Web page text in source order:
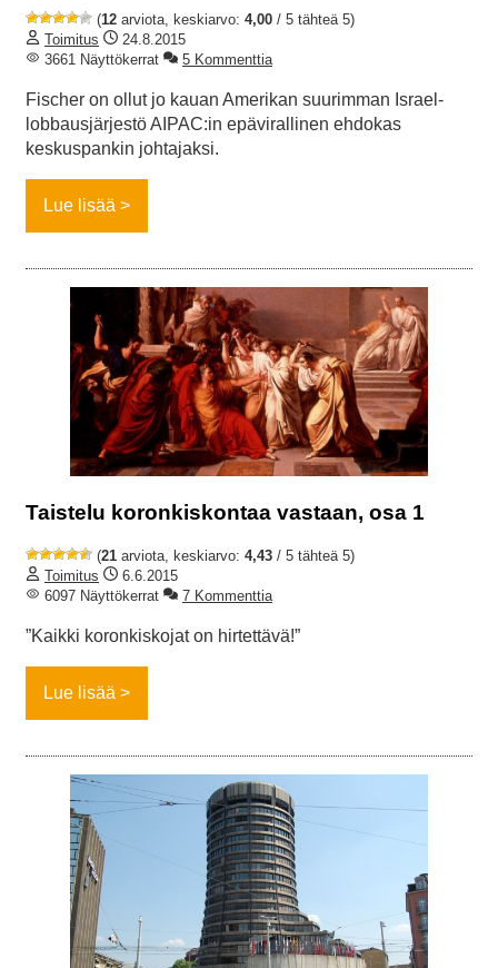
(12 arviota, keskiarvo: 4,00 / 5 tähteä 5)
Toimitus
24.8.2015
3661 Näyttökerrat
5 Kommenttia
Fischer on ollut jo kauan Amerikan suurimman Israel-
lobbausjärjestö AIPAC:in epävirallinen ehdokas
keskuspankin johtajaksi.
Lue lisää
Taistelu koronkiskontaa vastaan, osa 1
(21 arviota, keskiarvo: 4,43 / 5 tähteä 5)
Toimitus
6.6.2015
6097 Näyttökerrat
7 Kommenttia
”Kaikki koronkiskojat on hirtettävä!”
Lue lisää